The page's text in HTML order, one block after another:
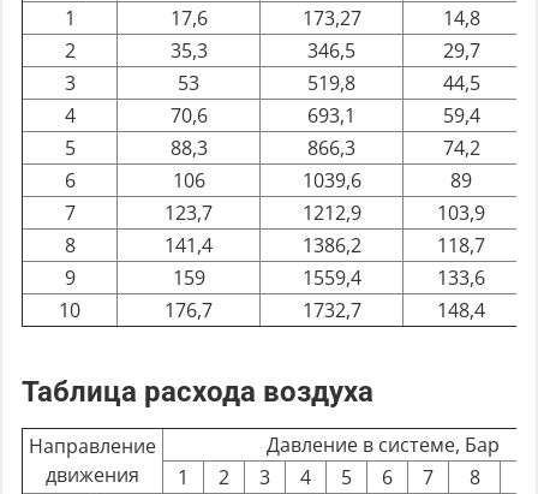
1 17,6 173,27
14,8
2
35,3 346,5
29,7
3
53 519,8
44,5
4
70,6 693,1
59,4
5
88,3 866,3
74,2
6
106 1039,6
89
7
123,7 1212,9
103,9
8
141,4 1386,2
118,7
9
159 1559,4
133,6
10
176,7 1732,7 148,4
Таблица расхода воздуха
Направление
движения
Давление в системе, Бар
1
2 3 4 5 6 7 8